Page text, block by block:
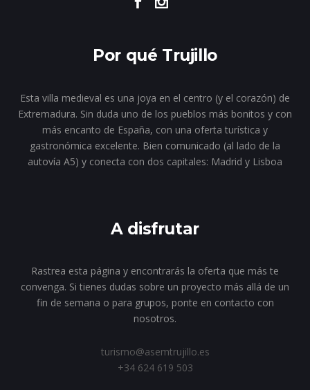
Por qué Trujillo
Esta villa medieval es una joya en el centro (y el corazón) de
Extremadura. Sin duda uno de los pueblos más bonitos y con
más encanto de España, con una oferta turística y
gastronómica excelente. Bien comunicado (al lado de la
autovía A5) y conecta con dos capitales: Madrid y Lisboa
A disfrutar
Rastrea esta página y encontrarás la oferta que más te
convenga. Si tienes dudas sobre un proyecto más allá de un
fin de semana o para grupos, ponte en contacto con
nosotros.
turismo@asemtrujillo.es
+34 624 619 503